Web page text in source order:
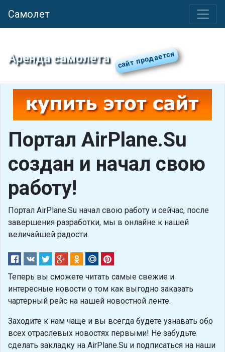
Самолет
Аренда самолета
Портал AirPlane.Su
создан и начал свою
работу!
Портал AirPlane.Su начал свою работу и сейчас, после
завершения разработки, мы в онлайне к нашей
величайшей радости.
Теперь вы сможете читать самые свежие и
интересные новости о том как выгодно заказать
чартерный рейс на нашей новостной ленте.
Заходите к нам чаще и вы всегда будете узнавать обо
всех отраслевых новостях первыми! Не забудьте
сделать закладку на AirPlane.Su и подписаться на наши